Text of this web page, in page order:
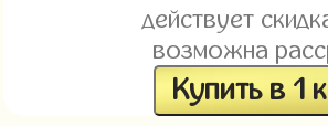
действует
возможна
Купить в 1